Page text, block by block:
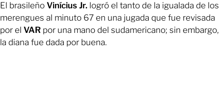
El brasileño Vinícius Jr. logró el tanto de la igualada de los
merengues al minuto 67 en una jugada que fue revisada
por el VAR por una mano del sudamericano; sin embargo,
la diana fue dada por buena.